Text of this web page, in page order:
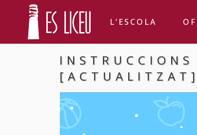
L’ESCOLA
[ACTUALITZAT]